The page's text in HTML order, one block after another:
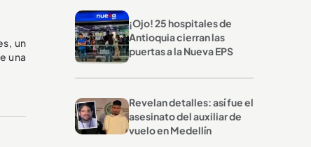
un
una
¡Ojo! 25 hospitales de
Antioquia cierran las
puertas a la Nueva EPS
Revelan detalles: así fue el
asesinato del auxiliar de
vuelo en Medellín